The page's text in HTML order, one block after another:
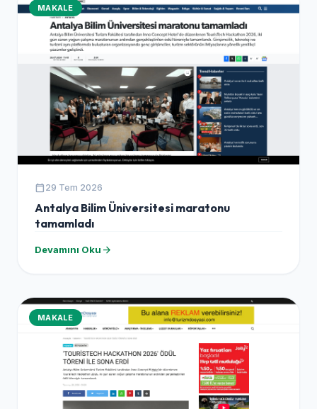
MAKALE
calendar_today 29 Tem 2026
Antalya Bilim Üniversitesi maratonu
tamamladı
Devamını Oku arrow_forward
MAKALE